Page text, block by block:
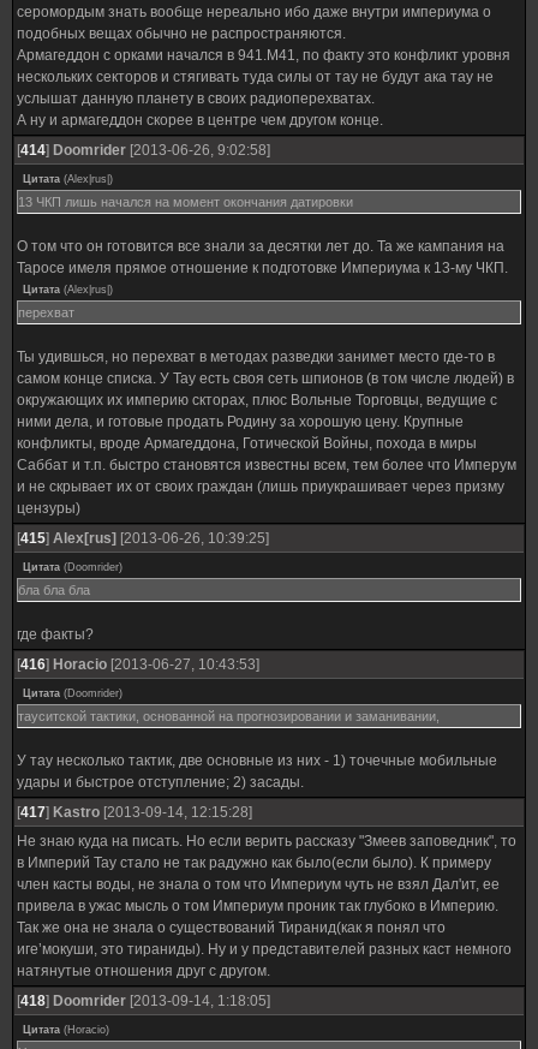
серомордым знать вообще нереально ибо даже внутри империума о
подобных вещах обычно не распространяются.
Армагеддон с орками начался в 941.M41, по факту это конфликт уровня
нескольких секторов и стягивать туда силы от тау не будут ака тау не
услышат данную планету в своих радиоперехватах.
А ну и армагеддон скорее в центре чем другом конце.
[414] Doomrider [2013-06-26, 9:02:58]
Цитата (Alex|rus| )
13 ЧКП лишь начался на момент окончания датировки
О том что он готовится все знали за десятки лет до. Та же кампания на
Таросе имеля прямое отношение к подготовке Империума к 13-му ЧКП.
Цитата (Alex|rus| )
перехват
Ты удившься, но перехват в методах разведки занимет место где-то в
самом конце списка. У Тау есть своя сеть шпионов (в том числе людей) в
окружающих их империю скторах, плюс Вольные Торговцы, ведущие с
ними дела, и готовые продать Родину за хорошую цену. Крупные
конфликты, вроде Армагеддона, Готической Войны, похода в миры
Саббат и т.п. быстро становятся известны всем, тем более что Имперум
и не скрывает их от своих граждан (лишь приукрашивает через призму
цензуры)
[415] Alex[rus] [2013-06-26, 10:39:25]
Цитата (Doomrider)
бла бла бла
где факты?
[416] Horacio [2013-06-27, 10:43:53]
Цитата (Doomrider)
тауситской тактики, основанной на прогнозировании и заманивании,
У тау несколько тактик, две основные из них - 1) точечные мобильные
удары и быстрое отступление; 2) засады.
[417] Kastro [2013-09-14, 12:15:28]
Не знаю куда на писать. Но если верить рассказу "Змеев заповедник", то
в Империй Тау стало не так радужно как было(если было). К примеру
член касты воды, не знала о том что Империум чуть не взял Дал'ит, ее
привела в ужас мысль о том Империум проник так глубоко в Империю.
Так же она не знала о существований Тиранид(как я понял что
иге’мокуши, это тираниды). Ну и у представителей разных каст немного
натянутые отношения друг с другом.
[418] Doomrider [2013-09-14, 1:18:05]
Цитата (Horacio)